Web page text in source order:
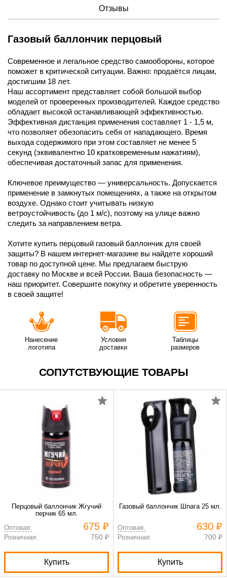
Отзывы
Газовый баллончик перцовый
Современное и легальное средство самообороны, которое
поможет в критической ситуации. Важно: продаётся лицам,
достигшим 18 лет.
Наш ассортимент представляет собой большой выбор
моделей от проверенных производителей. Каждое средство
обладает высокой останавливающей эффективностью.
Эффективная дистанция применения составляет 1 - 1,5 м,
что позволяет обезопасить себя от нападающего. Время
выхода содержимого при этом составляет не менее 5
секунд (эквивалентно 10 кратковременным нажатиям),
обеспечивая достаточный запас для применения.
Ключевое преимущество — универсальность. Допускается
применение в замкнутых помещениях, а также на открытом
воздухе. Однако стоит учитывать низкую
ветроустойчивость (до 1 м/с), поэтому на улице важно
следить за направлением ветра.
Хотите купить перцовый газовый баллончик для своей
защиты? В нашем интернет-магазине вы найдете хороший
товар по доступной цене. Мы предлагаем быструю
доставку по Москве и всей России. Ваша безопасность —
наш приоритет. Совершите покупку и обретите уверенность
в своей защите!
Нанесение
логотипа
Условия
доставки
Таблицы
размеров
СОПУТСТВУЮЩИЕ ТОВАРЫ
Перцовый баллончик Жгучий
перчик 65 мл.
Оптовая:
675 ₽
Розничная: 750 ₽
Купить
Газовый баллончик Шпага 25 мл.
Оптовая: 630 ₽
Розничная: 700 ₽
Купить